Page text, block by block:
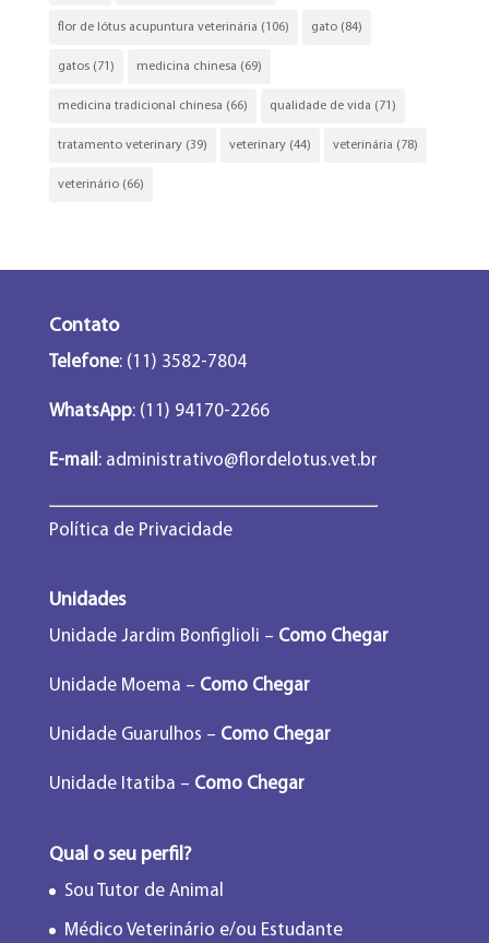
flor de lótus acupuntura veterinária (106) gato(84)
gatos(71) medicina chinesa (69)
medicina tradicional chinesa (66) qualidade de vida (71)
tratamento veterinary(39) veterinary(44) veterinária (78)
veterinário(66)
Contato
Telefone: (11) 3582-7804
WhatsApp: (11) 94170-2266
E-mail :administrativo@flordelotus.vet.br
Política de Privacidade
Unidades
Unidade Jardim Bonfiglioli – Como Chegar
Unidade Moema – Como Chegar
Unidade Guarulhos – Como Chegar
Unidade Itatiba – Como Chegar
Qual o seu perfil?
Sou Tutor de Animal
Médico Veterinário e/ou Estudante